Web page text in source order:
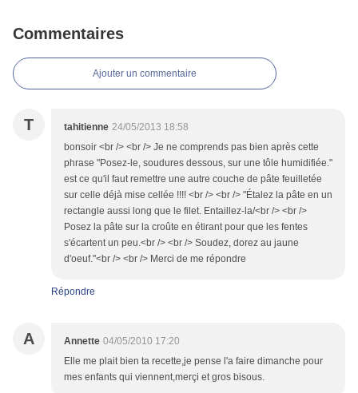
Commentaires
Ajouter un commentaire
T tahitienne 24/05/2013 18:58
bonsoir <br /> <br /> Je ne comprends pas bien après cette
phrase "Posez-le, soudures dessous, sur une tôle humidifiée."
est ce qu'il faut remettre une autre couche de pâte feuilletée
sur celle déjà mise cellée !!!! <br /> <br /> "Étalez la pâte en un
rectangle aussi long que le filet. Entaillez-la/<br /> <br />
Posez la pâte sur la croûte en étirant pour que les fentes
s'écartent un peu.<br /> <br /> Soudez, dorez au jaune
d'oeuf."<br /> <br /> Merci de me répondre
Répondre
A Annette 04/05/2010 17:20
Elle me plait bien ta recette,je pense l'a faire dimanche pour
mes enfants qui viennent,merçi et gros bisous.